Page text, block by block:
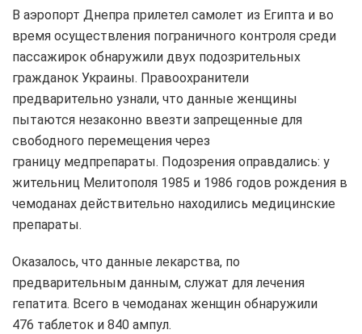
В аэропорт Днепра прилетел самолет из Египта и во
время осуществления пограничного контроля среди
пассажирок обнаружили двух подозрительных
гражданок Украины. Правоохранители
предварительно узнали, что данные женщины
пытаются незаконно ввезти запрещенные для
свободного перемещения через
границу медпрепараты. Подозрения оправдались: у
жительниц Мелитополя 1985 и 1986 годов рождения в
чемоданах действительно находились медицинские
препараты.
Оказалось, что данные лекарства, по
предварительным данным, служат для лечения
гепатита. Всего в чемоданах женщин обнаружили
476 таблеток и 840 ампул.